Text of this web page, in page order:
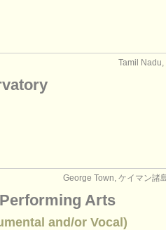
Tamil Nadu,
George Town, ケイマン諸
Arts
and/or Vocal)